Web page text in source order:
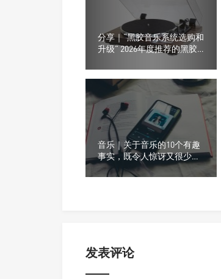
分享｜“黑胶音乐系统选购和
升级” 2026年度推荐的黑胶
音乐｜关于音乐的10个有趣
事实，既令人惊讶又很少被
提及
发表评论